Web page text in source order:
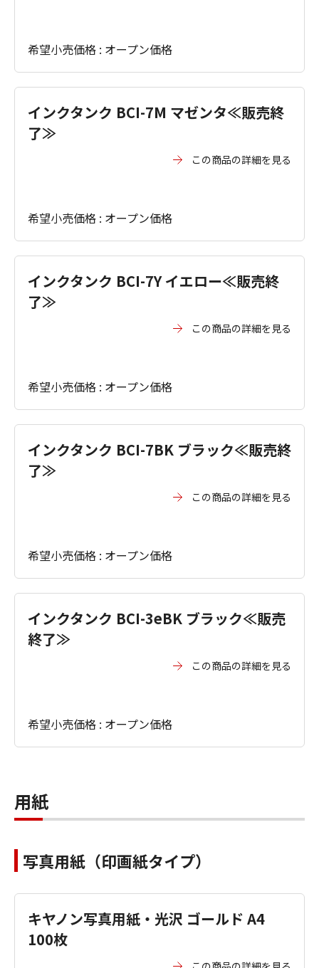
希望小売価格 : オープン価格
インクタンク BCI-7M マゼンタ≪販売終
了≫
この商品の詳細を見る
希望小売価格 : オープン価格
インクタンク BCI-7Y イエロー≪販売終
了≫
この商品の詳細を見る
希望小売価格 : オープン価格
インクタンク BCI-7BK ブラック≪販売終
了≫
この商品の詳細を見る
希望小売価格 : オープン価格
インクタンク BCI-3eBK ブラック≪販売
終了≫
この商品の詳細を見る
希望小売価格 : オープン価格
用紙
写真用紙（印画紙タイプ）
キヤノン写真用紙・光沢 ゴールド A4
100枚